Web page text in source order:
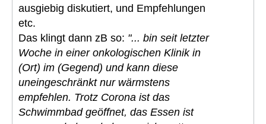
ausgiebig diskutiert, und Empfehlungen
etc.
Das klingt dann zB so: "... bin seit letzter
Woche in einer onkologischen Klinik in
(Ort) im (Gegend) und kann diese
uneingeschränkt nur wärmstens
empfehlen. Trotz Corona ist das
Schwimmbad geöffnet, das Essen ist